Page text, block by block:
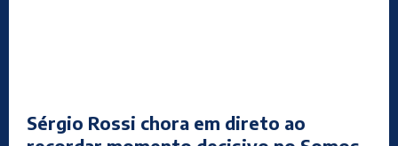
Sérgio Rossi chora em direto ao